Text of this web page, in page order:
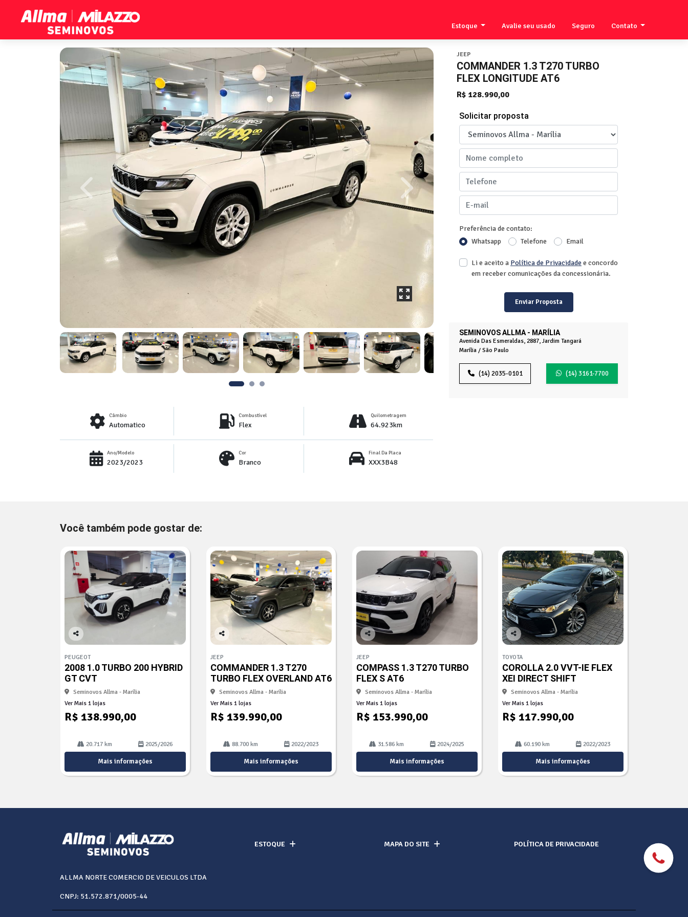
Estoque Avalie seu usado Seguro Contato
JEEP
COMMANDER 1.3 T270 TURBO
FLEX LONGITUDE AT6
R$ 128.990,00
SEMINOVOS ALLMA - MARÍLIA
Avenida Das Esmeraldas, 2887, Jardim Tangará
Marília / São Paulo
(14) 2035-0101 (14) 3161-7700
Solicitar proposta
Preferência de contato:
Whatsapp
Telefone Email
Li e aceito a Política de Privacidadee concordo
em receber comunicações da concessionária.
Enviar Proposta
Previous Next
Câmbio
Automatico
Combustível
Flex
Quilometragem
64.923km
Ano/Modelo
2023/2023
Cor
Branco
Final Da Placa
XXX3B48
Você também pode gostar de:
Co
arti
lhe
PEUGEOT
2008 1.0 TURBO 200 HYBRID
GT CVT
Seminovos Allma - Marília
Ver Mais 1 lojas
R$ 138.990,00
20.717 km 2025/2026
Mais informações
arti
lhe
JEEP
COMMANDER 1.3 T270
TURBO FLEX OVERLAND AT6
Seminovos Allma - Marília
Ver Mais 1 lojas
R$ 139.990,00
88.700 km 2022/2023
Mais informações
Co
arti
lhe
JEEP
COMPASS 1.3 T270 TURBO
FLEX S AT6
Seminovos Allma - Marília
Ver Mais 1 lojas
R$ 153.990,00
31.586 km 2024/2025
Mais informações
Co
arti
lhe
TOYOTA
COROLLA 2.0 VVT-IE FLEX
XEI DIRECT SHIFT
Seminovos Allma - Marília
Ver Mais 1 lojas
R$ 117.990,00
60.190 km 2022/2023
Mais informações
ESTOQUE MAPA DO SITE POLÍTICA DE PRIVACIDADE
ALLMA NORTE COMERCIO DE VEICULOS LTDA
CNPJ: 51.572.871/0005-44